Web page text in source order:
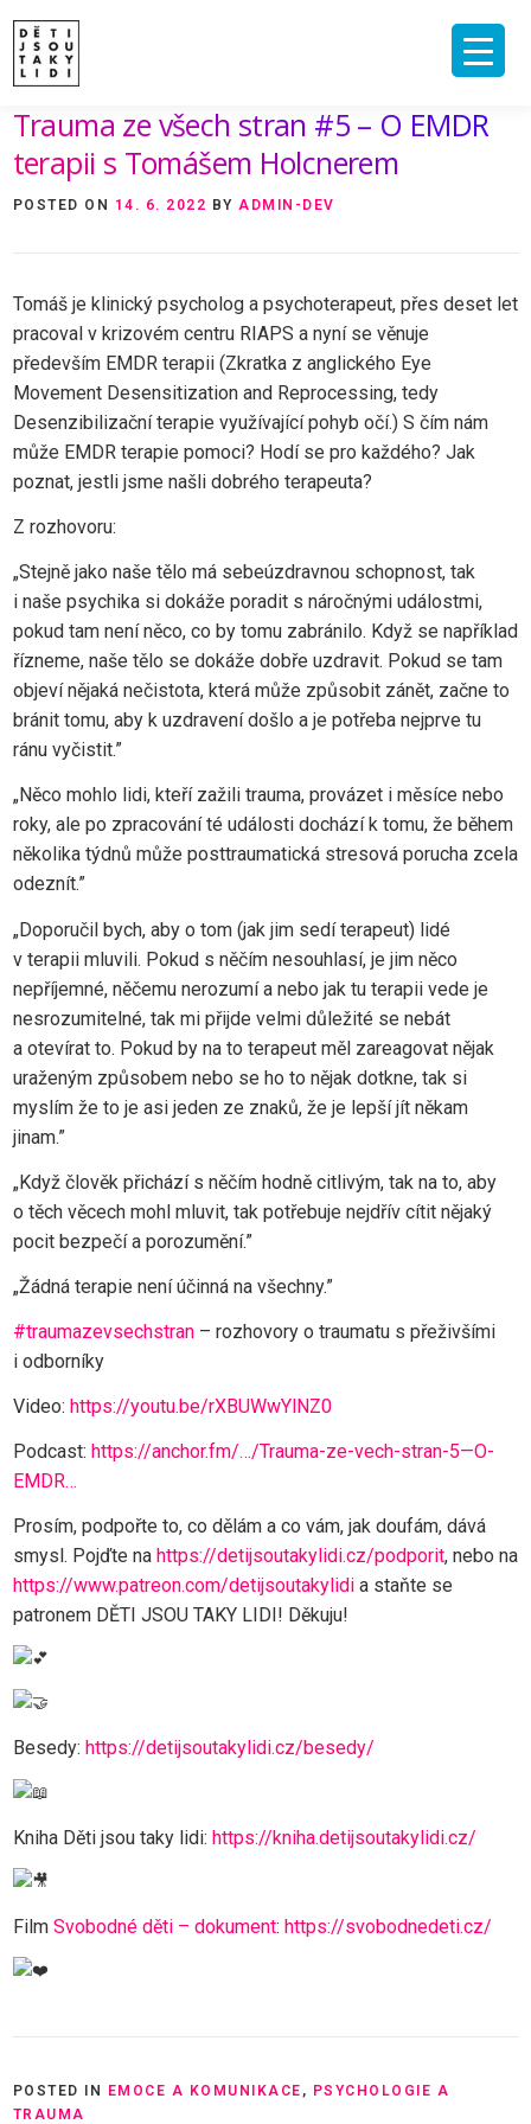
content
ÚVOD
O MNĚ A O PROJEKTU
NAKLADATELSTVÍ
E-SHOP
VIDEA A ROZHOVORY
ARCHIV ČLÁNKŮ
PODPOŘIT
KONTAKT
Trauma ze všech stran #5 – O EMDR
terapii s Tomášem Holcnerem
POSTED ON 14. 6. 2022 BY ADMIN-DEV
Tomáš je klinický psycholog a psychoterapeut, přes deset let
pracoval v krizovém centru RIAPS a nyní se věnuje
především EMDR terapii (Zkratka z anglického Eye
Movement Desensitization and Reprocessing, tedy
Desenzibilizační terapie využívající pohyb očí.) S čím nám
může EMDR terapie pomoci? Hodí se pro každého? Jak
poznat, jestli jsme našli dobrého terapeuta?
Z rozhovoru:
„Stejně jako naše tělo má sebeúzdravnou schopnost, tak
i naše psychika si dokáže poradit s náročnými událostmi,
pokud tam není něco, co by tomu zabránilo. Když se například
řízneme, naše tělo se dokáže dobře uzdravit. Pokud se tam
objeví nějaká nečistota, která může způsobit zánět, začne to
bránit tomu, aby k uzdravení došlo a je potřeba nejprve tu
ránu vyčistit.”
„Něco mohlo lidi, kteří zažili trauma, provázet i měsíce nebo
roky, ale po zpracování té události dochází k tomu, že během
několika týdnů může posttraumatická stresová porucha zcela
odeznít.”
„Doporučil bych, aby o tom (jak jim sedí terapeut) lidé
v terapii mluvili. Pokud s něčím nesouhlasí, je jim něco
nepříjemné, něčemu nerozumí a nebo jak tu terapii vede je
nesrozumitelné, tak mi přijde velmi důležité se nebát
a otevírat to. Pokud by na to terapeut měl zareagovat nějak
uraženým způsobem nebo se ho to nějak dotkne, tak si
myslím že to je asi jeden ze znaků, že je lepší jít někam
jinam.”
„Když člověk přichází s něčím hodně citlivým, tak na to, aby
o těch věcech mohl mluvit, tak potřebuje nejdřív cítit nějaký
pocit bezpečí a porozumění.”
„Žádná terapie není účinná na všechny.”
#traumazevsechstran– rozhovory o traumatu s přeživšími
i odborníky
Video: https://youtu.be/rXBUWwYlNZ0
Podcast: https://anchor.fm/…/Trauma-ze-vech-stran-5—O-
EMDR…
Prosím, podpořte to, co dělám a co vám, jak doufám, dává
smysl. Pojďte na https://detijsoutakylidi.cz/podporit, nebo na
https://www.patreon.com/detijsoutakylidia staňte se
patronem DĚTI JSOU TAKY LIDI! Děkuju!
Besedy: https://detijsoutakylidi.cz/besedy/
Kniha Děti jsou taky lidi: https://kniha.detijsoutakylidi.cz/
Film Svobodné děti – dokument: https://svobodnedeti.cz/
POSTED IN EMOCE A KOMUNIKACE , PSYCHOLOGIE A
TRAUMA